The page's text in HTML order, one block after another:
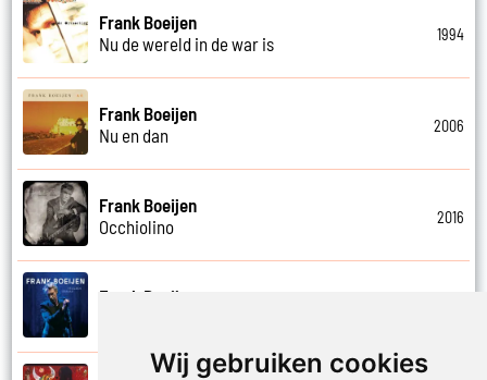
Wij gebruiken cookies
Frank Boeijen
Nu de wereld in de war is
1994
Frank Boeijen
Nu en dan
2006
Frank Boeijen
Occhiolino
2016
Frank Boeijen